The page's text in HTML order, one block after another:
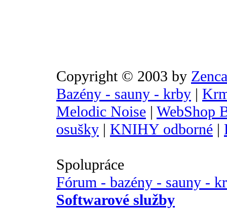
Copyright © 2003 by
Bazény - sauny - krby |
Melodic Noise | WebShop
osušky | KNIHY odborné |
Spolupráce
Fórum - bazény - sauny -
Softwarové služby